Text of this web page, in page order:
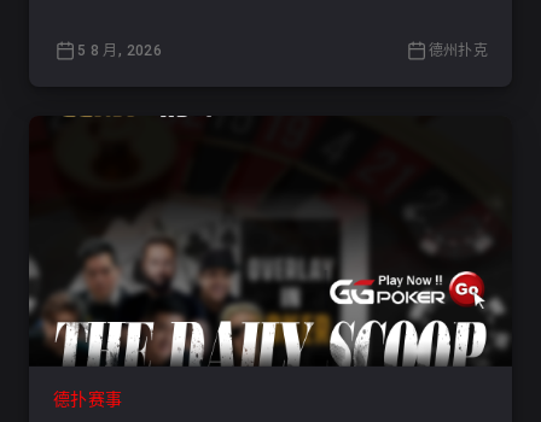
5 8 月, 2026 德州扑克
德扑赛事